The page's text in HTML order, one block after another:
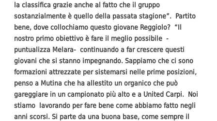
la classifica grazie anche al fatto che il gruppo
sostanzialmente è quello della passata stagione”. Partito
bene, dove collochiamo questo giovane Reggiolo? “Il
nostro primo obiettivo è fare il meglio possibile -
puntualizza Melara- continuando a far crescere questi
giovani che si stanno impegnando. Sappiamo che ci sono
formazioni attrezzate per sistemarsi nelle prime posizioni,
penso a Mutina che ha allestito un organico che può
gareggiare in un campionato più alto e a United Carpi. Noi
stiamo lavorando per fare bene come abbiamo fatto negli
anni scorsi. Si parte da una buona base, come sempre il